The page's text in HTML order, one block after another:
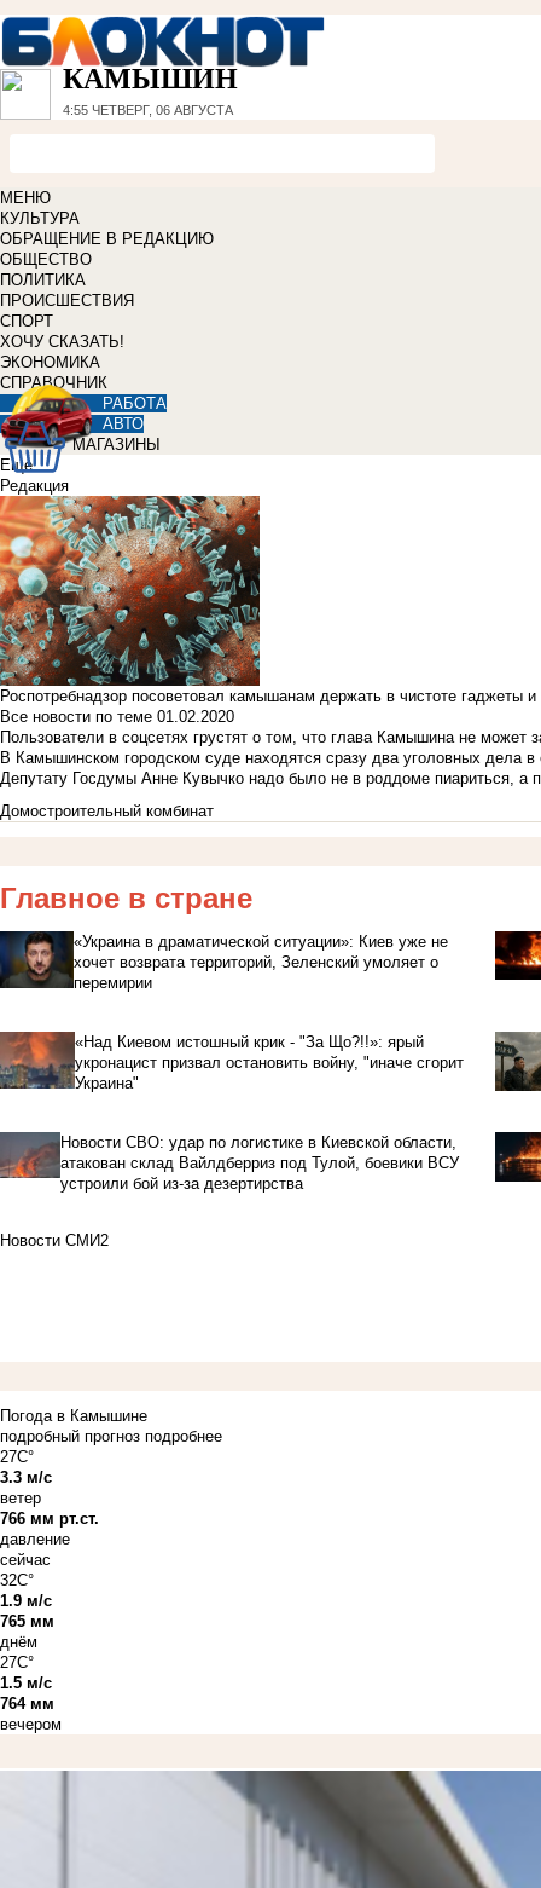
КАМЫШИН
4:55 ЧЕТВЕРГ, 06 АВГУСТА
МЕНЮ
КУЛЬТУРА
ОБРАЩЕНИЕ В РЕДАКЦИЮ
ОБЩЕСТВО
ПОЛИТИКА
ПРОИСШЕСТВИЯ
СПОРТ
ХОЧУ СКАЗАТЬ!
ЭКОНОМИКА
СПРАВОЧНИК
РАБОТА
АВТО
МАГАЗИНЫ
Еще
Редакция
Роспотребнадзор посоветовал камышанам держать в чистоте гаджеты
Все новости по теме 01.02.2020
Пользователи в соцсетях грустят о том, что глава Камышина не может
В Камышинском городском суде находятся сразу два уголовных дела
Депутату Госдумы Анне Кувычко надо было не в роддоме пиариться, а
Домостроительный комбинат
Главное в стране
«Украина в драматической ситуации»: Киев уже не
хочет возврата территорий, Зеленский умоляет о
перемирии
«Над Киевом истошный крик - "За Що?!!»: ярый
укронацист призвал остановить войну, "иначе сгорит
Украина"
Новости СВО: удар по логистике в Киевской области,
атакован склад Вайлдберриз под Тулой, боевики ВСУ
устроили бой из-за дезертирства
Новости СМИ2
Погода в Камышине
подробный прогноз подробнее
27C°
3.3 м/с
ветер
766 мм рт.ст.
давление
сейчас
32C°
1.9 м/с
765 мм
днём
27C°
1.5 м/с
764 мм
вечером